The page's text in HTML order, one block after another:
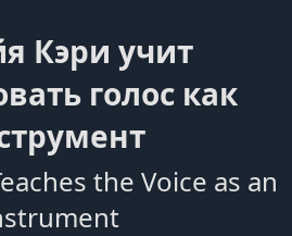
Кэри учит
голос как
the Voice as an